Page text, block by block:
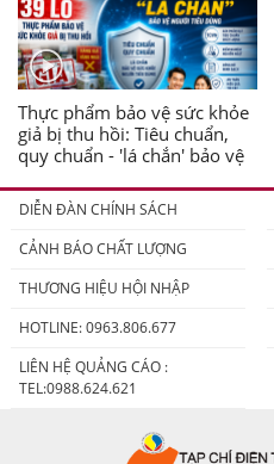
Thực phẩm bảo vệ sức khỏe
giả bị thu hồi: Tiêu chuẩn,
quy chuẩn - 'lá chắn' bảo vệ
DIỄN ĐÀN CHÍNH SÁCH
CẢNH BÁO CHẤT LƯỢNG
THƯƠNG HIỆU HỘI NHẬP
HOTLINE: 0963.806.677
LIÊN HỆ QUẢNG CÁO :
TEL:0988.624.621